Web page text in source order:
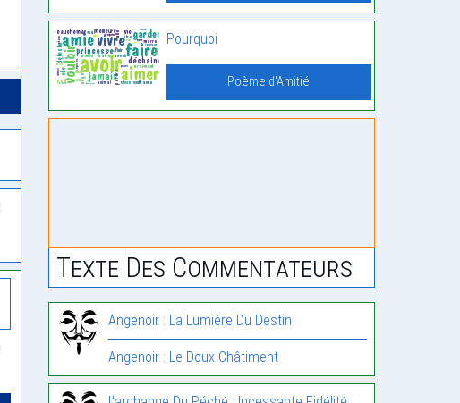
Pourquoi
Poème d'Amitié
Texte Des Commentateurs
Angenoir : La Lumière Du Destin
Angenoir : Le Doux Châtiment